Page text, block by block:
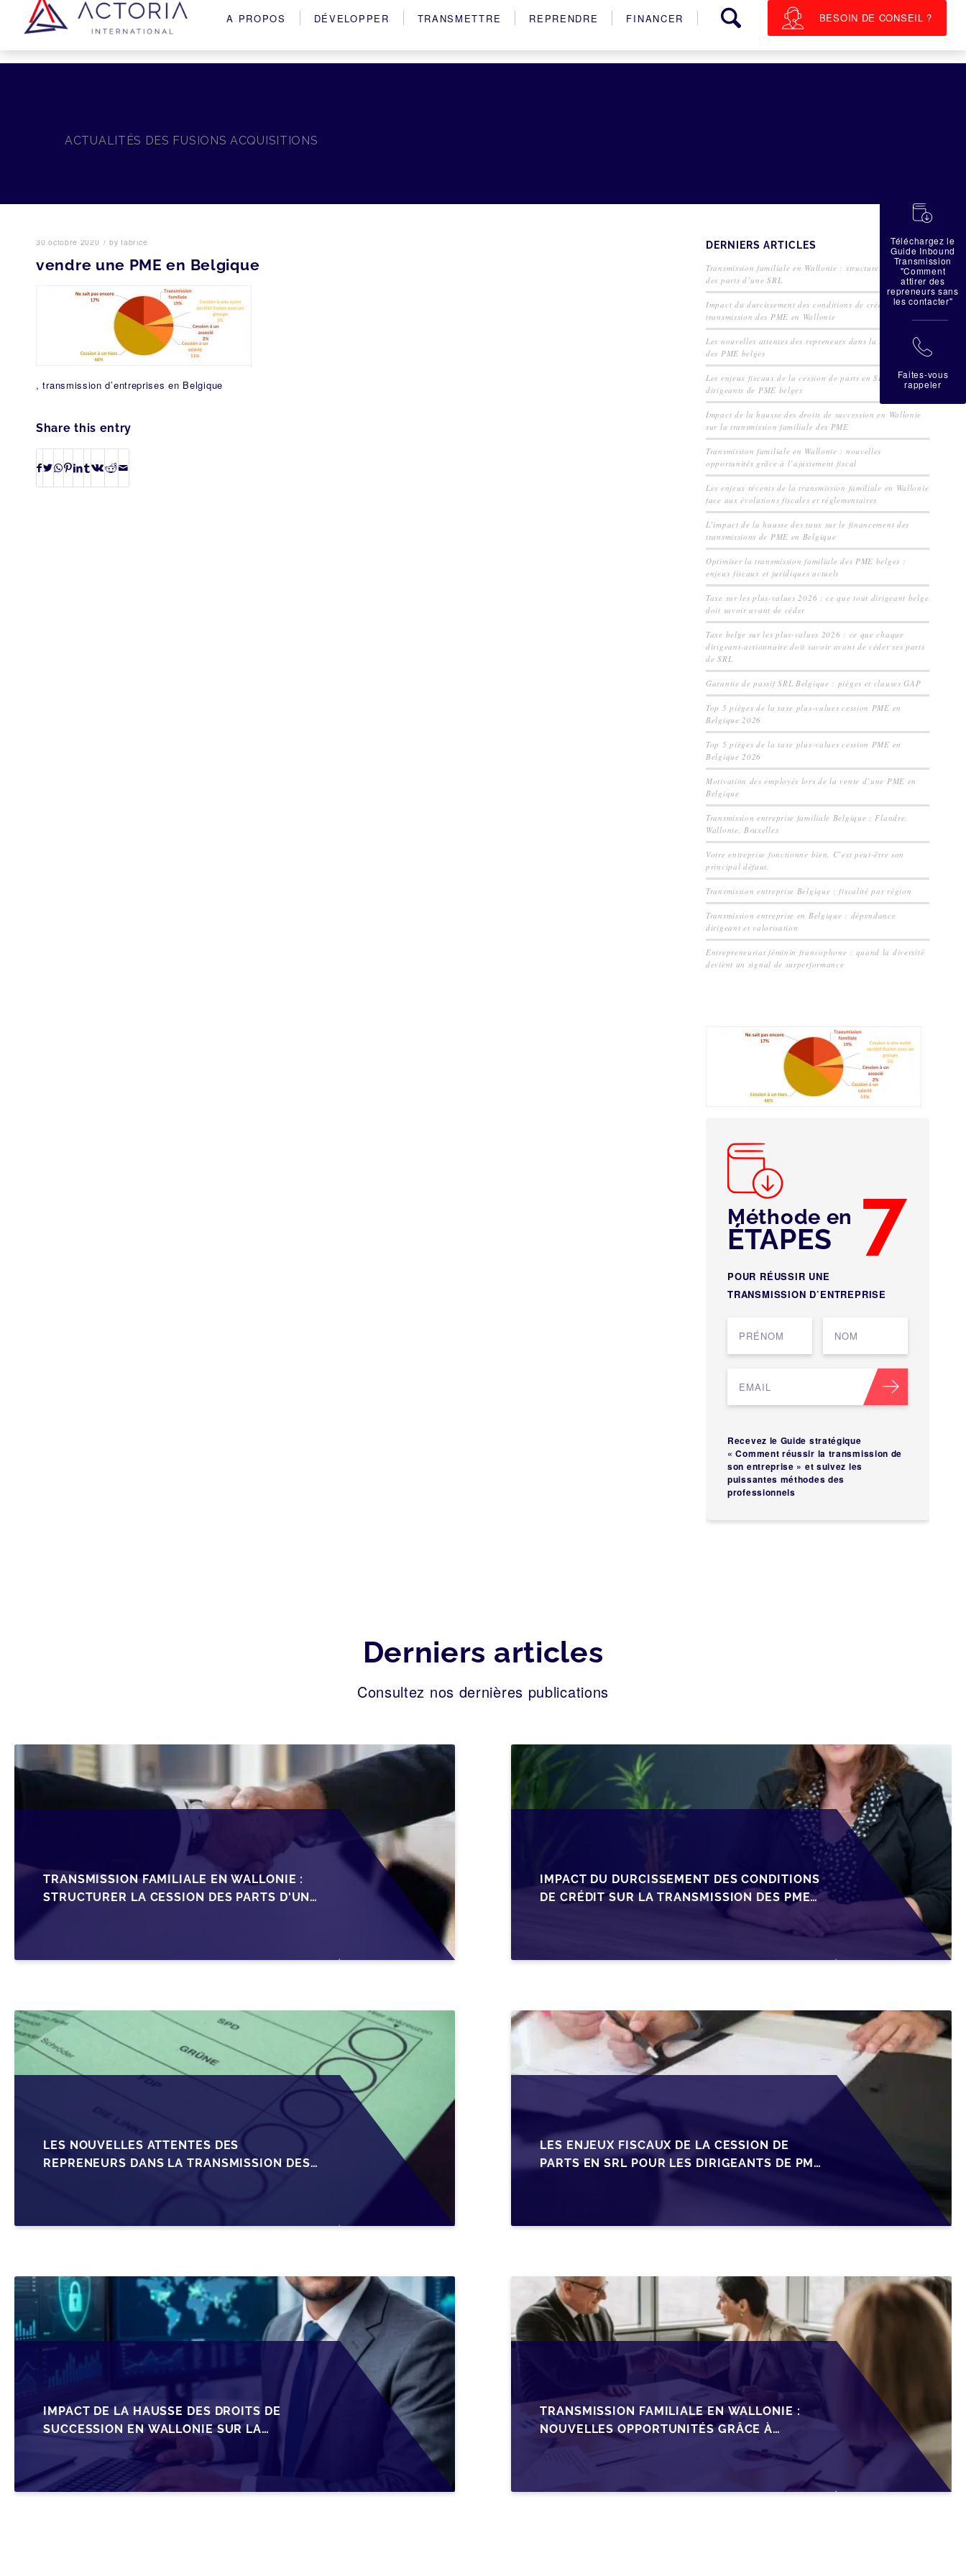
A PROPOS DÉVELOPPER TRANSMETTRE REPRENDRE FINANCER BESOIN DE CONSEIL ?
ACTUALITÉS DES FUSIONS ACQUISITIONS
30 octobre 2020 / byfabrice
vendre une PME en Belgique
, transmission d’entreprises en Belgique
Share this entry
DERNIERS ARTICLES
Transmission familiale en Wallonie : structurer la cession
des parts d’une SRL
Impact du durcissement des conditions de crédit sur la
transmission des PME en Wallonie
Les nouvelles attentes des repreneurs dans la transmission
des PME belges
Les enjeux fiscaux de la cession de parts en SRL pour les
dirigeants de PME belges
Impact de la hausse des droits de succession en Wallonie
sur la transmission familiale des PME
Transmission familiale en Wallonie : nouvelles
opportunités grâce à l’ajustement fiscal
Les enjeux récents de la transmission familiale en Wallonie
face aux évolutions fiscales et réglementaires
L’impact de la hausse des taux sur le financement des
transmissions de PME en Belgique
Optimiser la transmission familiale des PME belges :
enjeux fiscaux et juridiques actuels
Taxe sur les plus-values 2026 : ce que tout dirigeant belge
doit savoir avant de céder
Taxe belge sur les plus-values 2026 : ce que chaque
dirigeant-actionnaire doit savoir avant de céder ses parts
de SRL
Garantie de passif SRL Belgique : pièges et clauses GAP
Top 5 pièges de la taxe plus-values cession PME en
Belgique 2026
Top 5 pièges de la taxe plus-values cession PME en
Belgique 2026
Motivation des employés lors de la vente d’une PME en
Belgique
Transmission entreprise familiale Belgique : Flandre,
Wallonie, Bruxelles
Votre entreprise fonctionne bien. C’est peut-être son
principal défaut.
Transmission entreprise Belgique : fiscalité par région
Transmission entreprise en Belgique : dépendance
dirigeant et valorisation
Entrepreneuriat féminin francophone : quand la diversité
devient un signal de surperformance
Méthode en 7
ÉTAPES
POUR RÉUSSIR UNE
TRANSMISSION D’ENTREPRISE
Recevez le Guide stratégique
« Comment réussir la transmission de
son entreprise » et suivez les
puissantes méthodes des
professionnels
Derniers articles
Consultez nos dernières publications
TRANSMISSION FAMILIALE EN WALLONIE :
STRUCTURER LA CESSION DES PARTS D'UNE
SRL
IMPACT DU DURCISSEMENT DES CONDITIONS
DE CRÉDIT SUR LA TRANSMISSION DES PME
LES NOUVELLES ATTENTES DES
REPRENEURS DANS LA TRANSMISSION DES
LES ENJEUX FISCAUX DE LA CESSION DE
PARTS EN SRL POUR LES DIRIGEANTS DE PME
IMPACT DE LA HAUSSE DES DROITS DE
SUCCESSION EN WALLONIE SUR LA
TRANSMISSION FAMILIALE DES PME
TRANSMISSION FAMILIALE EN WALLONIE :
NOUVELLES OPPORTUNITÉS GRÂCE À
L’AJUSTEMENT FISCAL
蠟
Téléchargez le
Guide Inbound
Transmission
"Comment
attirer des
repreneurs sans
les contacter"
拉
Faites-vous
rappeler